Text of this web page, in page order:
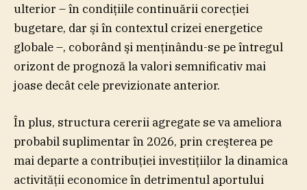
ulterior – în condiţiile continuării corecţiei
bugetare, dar şi în contextul crizei energetice
globale –, coborând şi menţinându-se pe întregul
orizont de prognoză la valori semnificativ mai
joase decât cele previzionate anterior.
În plus, structura cererii agregate se va ameliora
probabil suplimentar în 2026, prin creşterea pe
mai departe a contribuţiei investiţiilor la dinamica
activităţii economice în detrimentul aportului